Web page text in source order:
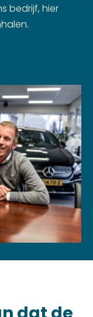
bedrijf, hier